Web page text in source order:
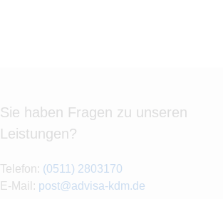
Sie haben Fragen zu unseren
Leistungen?
Telefon: (0511) 2803170
E-Mail: post@advisa-kdm.de